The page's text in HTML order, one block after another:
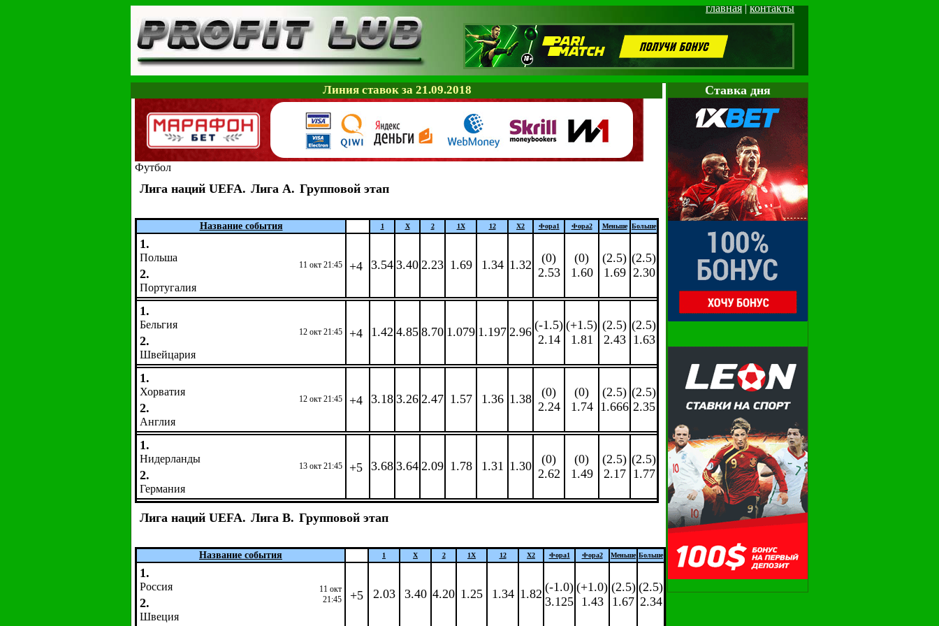
главная|контакты
Cтавка дня
Линия ставок за 21.09.2018
Футбол
Лига наций UEFA. Лига A. Групповой этап
Название события 1 X 2 1X 12 X2 Фора1 Фора2 Меньше Больше
1.
Польша
11 окт 21:45
2.
Португалия
+4 3.54 3.40 2.23 1.69 1.34 1.32
(0)
2.53
(0)
1.60
(2.5)
1.69
(2.5)
2.30
1.
Бельгия
12 окт 21:45
2.
Швейцария
+4 1.42 4.85 8.70 1.079 1.197 2.96 (-1.5)
2.14
(+1.5)
1.81
(2.5)
2.43
(2.5)
1.63
1.
Хорватия
12 окт 21:45
2.
Англия
+4 3.18 3.26 2.47 1.57 1.36 1.38
(0)
2.24
(0)
1.74
(2.5)
1.666
(2.5)
2.35
1.
Нидерланды
13 окт 21:45
2.
Германия
+5 3.68 3.64 2.09 1.78 1.31 1.30
(0)
2.62
(0)
1.49
(2.5)
2.17
(2.5)
1.77
Лига наций UEFA. Лига B. Групповой этап
Название события 1 X 2 1X 12 X2 Фора1 Фора2 Меньше Больше
1.
Россия
11 окт
21:45
2.
Швеция
+5 2.03 3.40 4.20 1.25 1.34 1.82 (-1.0)
3.125
(+1.0)
1.43
(2.5)
1.67
(2.5)
2.34